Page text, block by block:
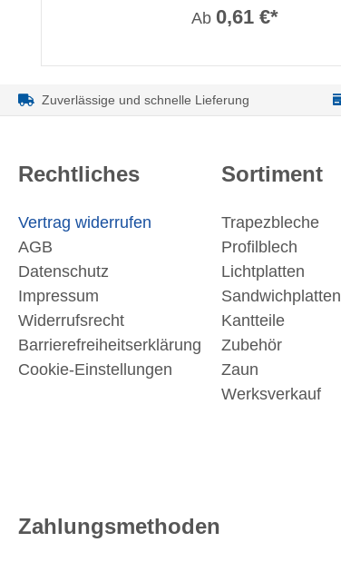
Ab 0,61 €*
Zuverlässige und schnelle Lieferung
Rechtliches
Vertrag widerrufen
AGB
Datenschutz
Impressum
Widerrufsrecht
Barrierefreiheitserklärung
Cookie-Einstellungen
Sortiment
Trapezbleche
Profilblech
Lichtplatten
Sandwichplatten
Kantteile
Zubehör
Zaun
Werksverkauf
Zahlungsmethoden